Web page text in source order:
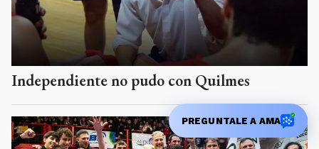
Independiente no pudo con Quilmes
PREGUNTALE A AMA